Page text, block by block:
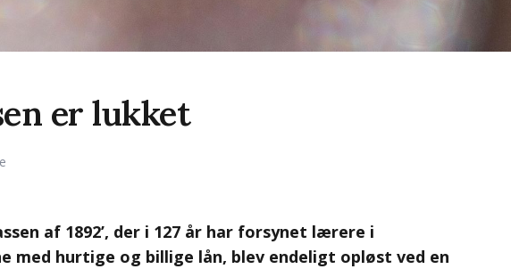
er lukket
af 1892’, der i 127 år har forsynet lærere i
med hurtige og billige lån, blev endeligt opløst ved en